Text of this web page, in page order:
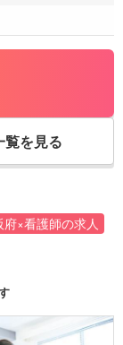
覧を見る
府×看護師の求人